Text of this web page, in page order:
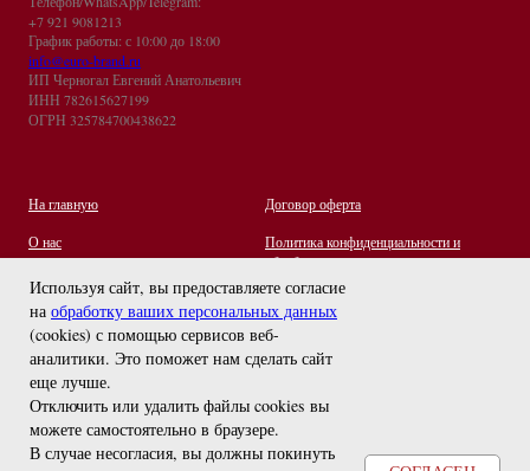
задайте вопрос
Используя сайт, вы предоставляете согласие
на обработку ваших персональных данных
(cookies) с помощью сервисов веб-
аналитики. Это поможет нам сделать сайт
еще лучше.
Отключить или удалить файлы cookies вы
можете самостоятельно в браузере.
В случае несогласия, вы должны покинуть
+7 921 9081213
График работы: с 10:00 до 18:00
info@euro-brand.ru
ИП Черногал Евгений Анатольевич
ИНН 782615627199
ОГРН 325784700438622
На главную
О нас
Контакты
Отзывы
Договор оферта
Политика конфиденциальности и
обработки персональных данных
Оплата и Доставка